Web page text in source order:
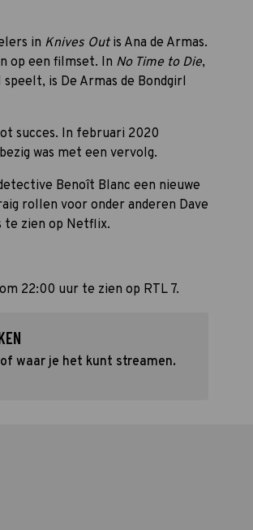
in Knives Out is Ana de Armas.
op een filmset. In No Time to Die,
is De Armas de Bondgirl
succes. In februari 2020
was met een vervolg.
Benoît Blanc een nieuwe
rollen voor onder anderen Dave
te zien op Netflix.
22:00 uur te zien op RTL 7.
waar je het kunt streamen.